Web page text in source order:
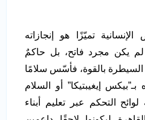
تميّزًا هو إنجازاته
لم يكن مجرد فاتح، بل حاكمٌ
بالقوة، فأسّس سلامًا
إيغيبتيكا” أو السلام
التحكم عبر تعليم أبناء